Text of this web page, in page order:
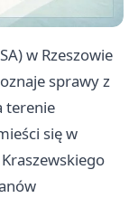
w Rzeszowie
sprawy z
terenie
się w